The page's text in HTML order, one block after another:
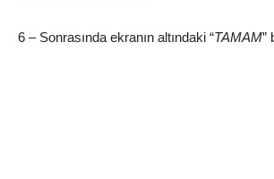
6 – Sonrasında ekranın altındaki “TAMAM”